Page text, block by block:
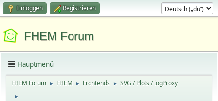
Einloggen Registrieren
FHEM Forum
Hauptmenü
FHEM Forum ► FHEM ► Frontends ► SVG / Plots / logProxy
►